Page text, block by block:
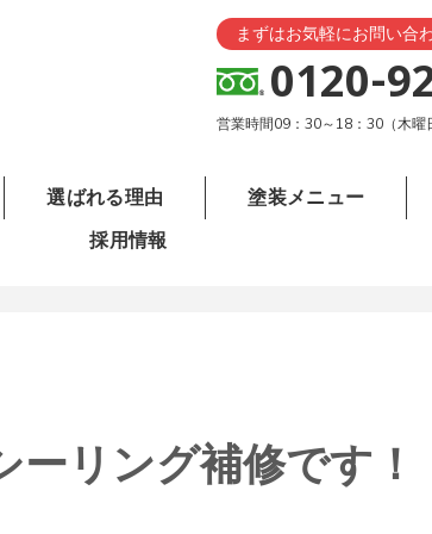
まずはお気軽にお問い合
0120-
営業時間09：30～18：30（木曜
選ばれる理由 塗装メニュー
採用情報
ーリング補修です！